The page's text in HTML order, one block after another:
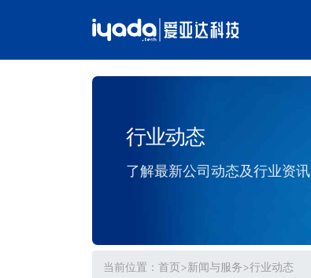
行业动态
了解最新公司动态及行业资讯
当前位置： 首页>新闻与服务>行业动态